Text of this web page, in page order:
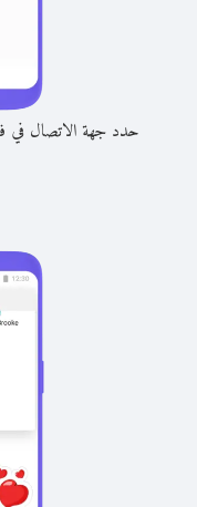
حدد جهة الاتصال في